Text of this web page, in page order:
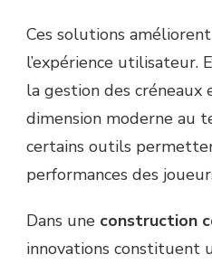
Ces solutions
l’expérience utilisateur.
la gestion des
dimension moderne au
certains outils
performances des
Dans une construction
innovations constituent